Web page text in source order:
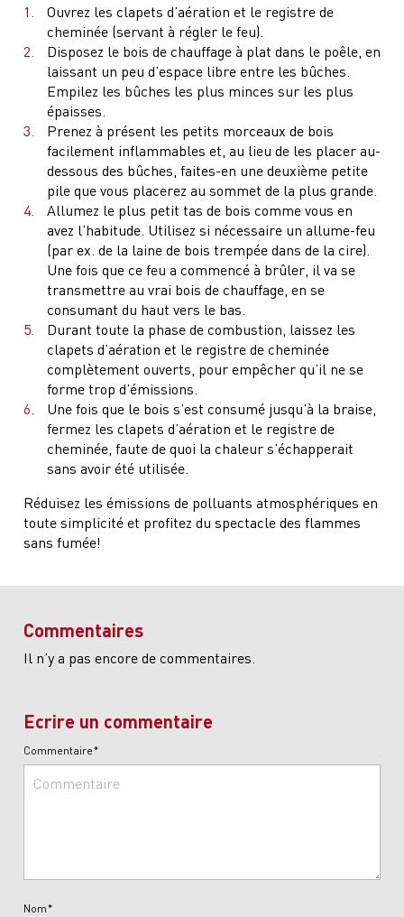
Ouvrez les clapets d’aération et le registre de
cheminée (servant à régler le feu).
Disposez le bois de chauffage à plat dans le poêle, en
laissant un peu d’espace libre entre les bûches.
Empilez les bûches les plus minces sur les plus
épaisses.
Prenez à présent les petits morceaux de bois
facilement inflammables et, au lieu de les placer au-
dessous des bûches, faites-en une deuxième petite
pile que vous placerez au sommet de la plus grande.
Allumez le plus petit tas de bois comme vous en
avez l’habitude. Utilisez si nécessaire un allume-feu
(par ex. de la laine de bois trempée dans de la cire).
Une fois que ce feu a commencé à brûler, il va se
transmettre au vrai bois de chauffage, en se
consumant du haut vers le bas.
Durant toute la phase de combustion, laissez les
clapets d’aération et le registre de cheminée
complètement ouverts, pour empêcher qu’il ne se
forme trop d’émissions.
Une fois que le bois s’est consumé jusqu’à la braise,
fermez les clapets d’aération et le registre de
cheminée, faute de quoi la chaleur s’échapperait
sans avoir été utilisée.
Réduisez les émissions de polluants atmosphériques en
toute simplicité et profitez du spectacle des flammes
sans fumée!
Commentaires
Il n’y a pas encore de commentaires.
Ecrire un commentaire
Commentaire*
Nom*